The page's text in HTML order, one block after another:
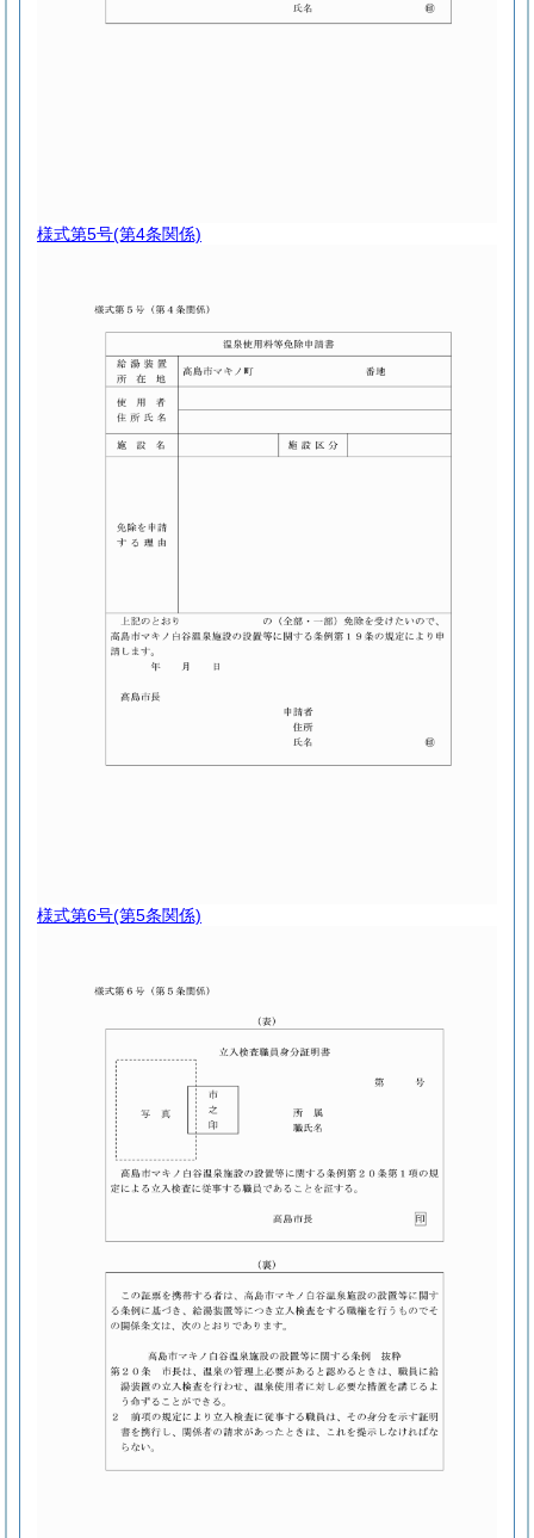
様式第5号(第4条関係)
様式第6号(第5条関係)